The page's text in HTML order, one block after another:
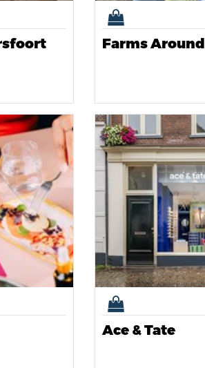
Farms Around
Ace & Tate